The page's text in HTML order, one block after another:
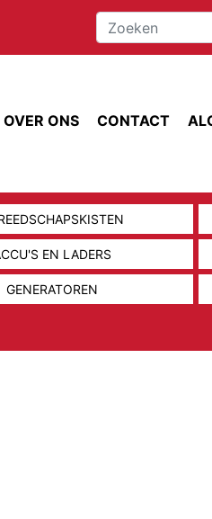
OVER ONS CONTACT
EN LADERS
GENERATOREN